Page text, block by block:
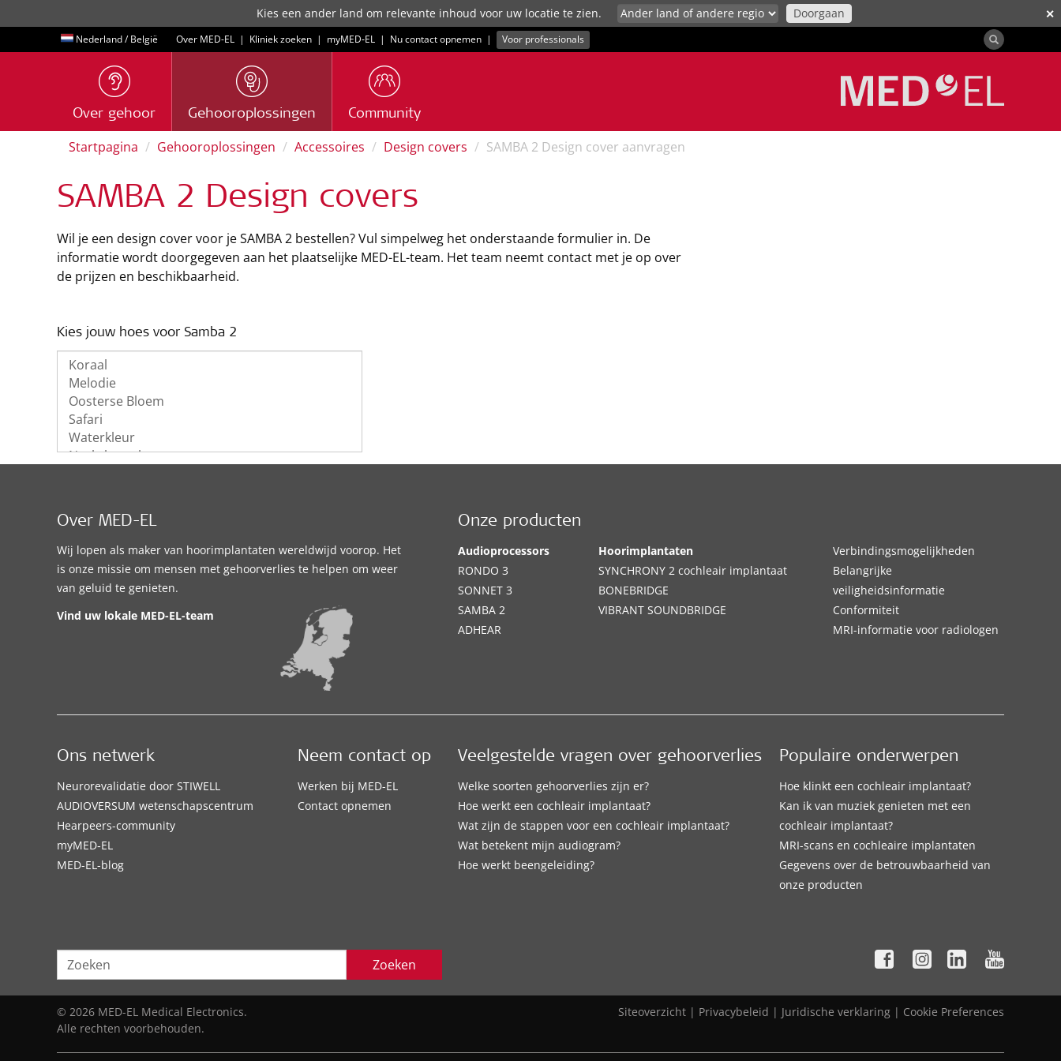
✕
Kies een ander land om relevante inhoud voor uw locatie te zien. Doorgaan
Nederland / België Over MED-EL | Kliniek zoeken | myMED‑EL | Nu contact opnemen | Voor professionals
Over gehoor Gehooroplossingen Community
Startpagina Gehooroplossingen Accessoires Design covers SAMBA 2 Design cover aanvragen
SAMBA 2 Design covers
Wil je een design cover voor je SAMBA 2 bestellen? Vul simpelweg het onderstaande formulier in. De
informatie wordt doorgegeven aan het plaatselijke MED-EL-team. Het team neemt contact met je op over
de prijzen en beschikbaarheid.
Kies jouw hoes voor Samba 2
Over MED-EL
Wij lopen als maker van hoorimplantaten wereldwijd voorop. Het
is onze missie om mensen met gehoorverlies te helpen om weer
van geluid te genieten.
Vind uw lokale MED-EL-team
Onze producten
Audioprocessors
RONDO 3
SONNET 3
SAMBA 2
ADHEAR
Hoorimplantaten
SYNCHRONY 2 cochleair implantaat
BONEBRIDGE
VIBRANT SOUNDBRIDGE
Verbindingsmogelijkheden
Belangrijke
veiligheidsinformatie
Conformiteit
MRI-informatie voor radiologen
Veelgestelde vragen over gehoorverlies
Welke soorten gehoorverlies zijn er?
Hoe werkt een cochleair implantaat?
Wat zijn de stappen voor een cochleair implantaat?
Wat betekent mijn audiogram?
Hoe werkt beengeleiding?
Populaire onderwerpen
Hoe klinkt een cochleair implantaat?
Kan ik van muziek genieten met een
cochleair implantaat?
MRI-scans en cochleaire implantaten
Gegevens over de betrouwbaarheid van
onze producten
Ons netwerk
Neurorevalidatie door STIWELL
AUDIOVERSUM wetenschapscentrum
Hearpeers-community
myMED‑EL
MED-EL-blog
Neem contact op
Werken bij MED-EL
Contact opnemen
Zoeken
© 2026 MED-EL Medical Electronics.
Alle rechten voorbehouden.
Siteoverzicht | Privacybeleid | Juridische verklaring | Cookie Preferences